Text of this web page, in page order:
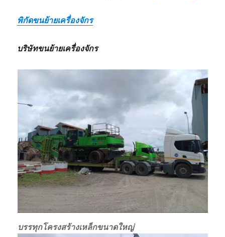
พิกัดขนย้ายเครื่องจักร
บริษัทขนย้ายเครื่องจักร
บรรทุกโครงสร้างเหล็กขนาดใหญ่